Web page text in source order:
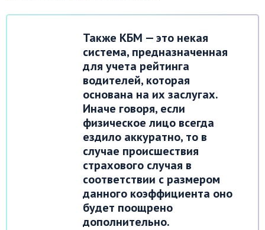
Также КБМ — это некая
система, предназначенная
для учета рейтинга
водителей, которая
основана на их заслугах.
Иначе говоря, если
физическое лицо всегда
ездило аккуратно, то в
случае происшествия
страхового случая в
соответствии с размером
данного коэффициента оно
будет поощрено
дополнительно.